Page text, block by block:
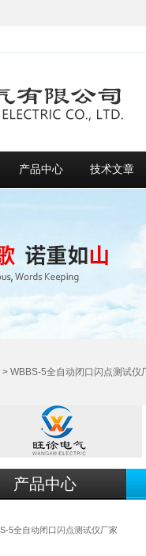
产品中心 技术文章
> WBBS-5全自动闭口闪点测试仪
产品中心